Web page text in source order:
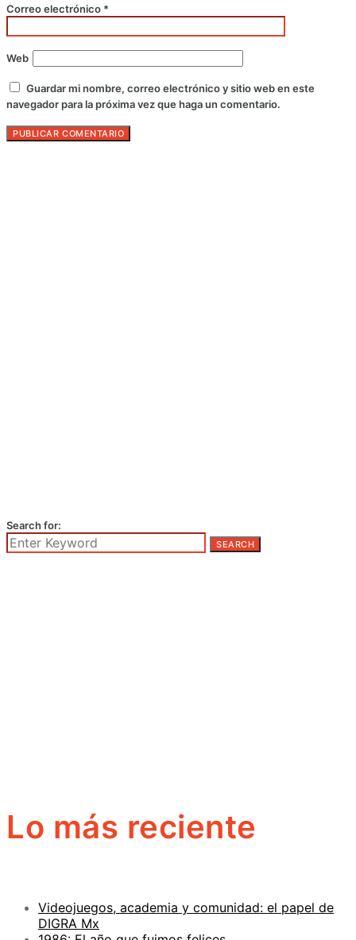
Correo electrónico *
Web
Guardar mi nombre, correo electrónico y sitio web en este
navegador para la próxima vez que haga un comentario.
Search for:
SEARCH
Lo más reciente
Videojuegos, academia y comunidad: el papel de
DIGRA Mx